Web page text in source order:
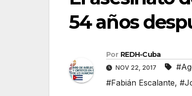
54 años
Por REDH-Cuba
NOV 22, 2017
#Fabián Escalante,